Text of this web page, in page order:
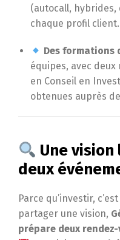
(autocall,
chaque profil client.
Des formations
équipes, avec
en Conseil en
obtenues auprès de
Une
deux
Parce qu’investir,
partager une vision,
prépare deux